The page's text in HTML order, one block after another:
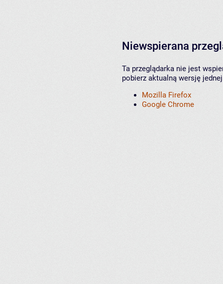
Niewspierana
Ta przeglądarka nie jest
pobierz aktualną wersję
Mozilla Firefox
Google Chrome